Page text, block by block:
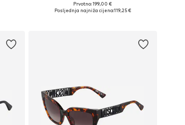
Dostupne veličine: One Size
Prvotno: 199,00 €
Posljednja najniža cijena:119,25 €